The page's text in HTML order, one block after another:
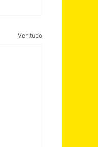
Ver tudo